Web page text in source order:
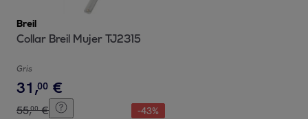
Breil
Collar Breil Mujer TJ2315
Gris
31,00 €
55,00 € -43%